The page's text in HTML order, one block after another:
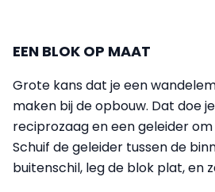
EEN BLOK OP MAAT
Grote kans dat je een
maken bij de opbouw. Dat doe
reciprozaag en een geleider
Schuif de geleider tussen de
buitenschil, leg de blok plat, en